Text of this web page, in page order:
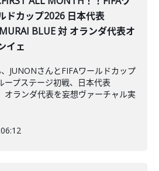
ドカップ2026 日本代表
BLUE 対 オランダ代表オ
イェ
JUNONさんとFIFAワールドカップ
ープステージ初戦、日本代表
ランダ代表を妄想ヴァーチャル実